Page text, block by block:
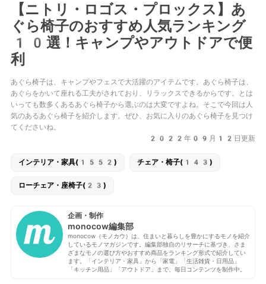
【ニトリ・ロゴス・プロックス】あ
ぐら椅子のおすすめ人気ランキング
10選！キャンプやアウトドアで便
利
あぐら椅子は、キャンプやフェスで大活躍のアイテムです。あぐら椅子は、
あぐらをかいて座れる工夫がされており、リラックスできるからです。とは
いっても数多くあるあぐら椅子から選ぶのは大変ですよね。そこで今回は人
気のあるあぐら椅子を紹介します。ぜひ、お気に入りのあぐら椅子を見つけ
てくださいね。
2022年09月12日更新
インテリア・家具(1552) チェア・椅子(143)
ローチェア・座椅子(23)
企画・制作
monocow編集部
monocow（モノカウ）は、住まいと暮らしを豊かにするモノを紹介
しているモノマガジンです。編集部独自のリサーチに基づき、さま
ざまなモノの選び方やおすすめ商品をランキング形式で紹介してい
ます。「インテリア・家具」から「家電」「生活雑貨・日用品」
「キッチン用品」「アウトドア」まで、毎日コンテンツを制作中。